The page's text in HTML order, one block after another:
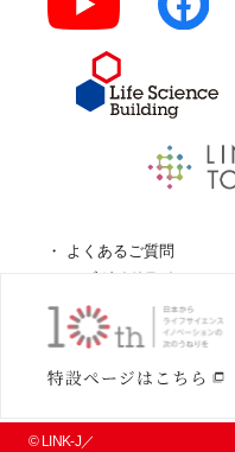
よくあるご質問
ロゴガイドライン
特定商取引法に基づく表
© LINK-J／